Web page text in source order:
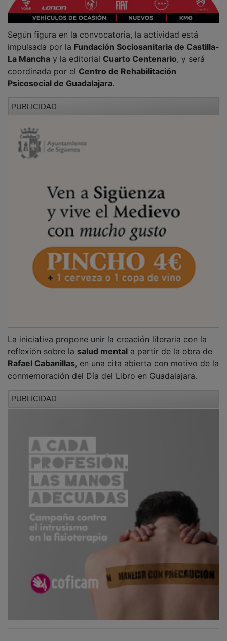
impulsada por laFundación Sociosanitaria de Castilla-
La Manchay la editorialCuarto Centenario, y será
coordinada por elCentro de Rehabilitación
Psicosocial de Guadalajara.
reflexión sobre lasalud mentala partir de la obra de
Rafael Cabanillas , en una cita abierta con motivo de la
conmemoración del Día del Libro en Guadalajara.